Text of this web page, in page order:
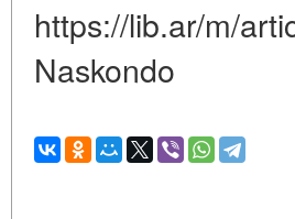
https://lib.ar/m/
Naskondo